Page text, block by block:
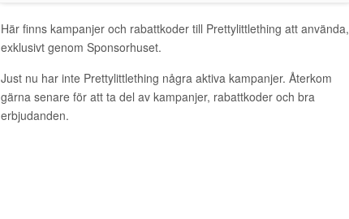
Här finns kampanjer och rabattkoder till Prettylittlething att använda,
exklusivt genom Sponsorhuset.
Just nu har inte Prettylittlething några aktiva kampanjer. Återkom
gärna senare för att ta del av kampanjer, rabattkoder och bra
erbjudanden.